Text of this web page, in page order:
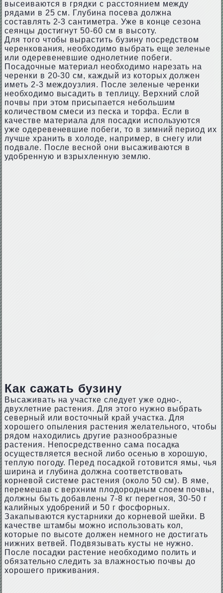
высеиваются в грядки с расстоянием между
рядами в 25 см. Глубина посева должна
составлять 2-3 сантиметра. Уже в конце сезона
сеянцы достигнут 50-60 см в высоту.
Для того чтобы вырастить бузину посредством
черенкования, необходимо выбрать еще зеленые
или одеревеневшие однолетние побеги.
Посадочные материал необходимо нарезать на
черенки в 20-30 см, каждый из которых должен
иметь 2-3 междоузлия. После зеленые черенки
необходимо высадить в теплицу. Верхний слой
почвы при этом присыпается небольшим
количеством смеси из песка и торфа. Если в
качестве материала для посадки используются
уже одеревеневшие побеги, то в зимний период их
лучше хранить в холоде, например, в снегу или
подвале. После весной они высаживаются в
удобренную и взрыхленную землю.
Как сажать бузину
Высаживать на участке следует уже одно-,
двухлетние растения. Для этого нужно выбрать
северный или восточный край участка. Для
хорошего опыления растения желательного, чтобы
рядом находились другие разнообразные
растения. Непосредственно сама посадка
осуществляется весной либо осенью в хорошую,
теплую погоду. Перед посадкой готовится ямы, чья
ширина и глубина должна соответствовать
корневой системе растения (около 50 см). В яме,
перемешав с верхним плодородным слоем почвы,
должны быть добавлены 7-8 кг перегноя, 30-50 г
калийных удобрений и 50 г фосфорных.
Закапываются кустарники до корневой шейки. В
качестве штамбы можно использовать кол,
которые по высоте должен немного не достигать
нижних ветвей. Подвязывать кусты не нужно.
После посадки растение необходимо полить и
обязательно следить за влажностью почвы до
хорошего приживания.